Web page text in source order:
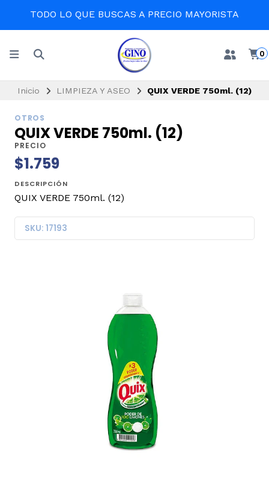
TODO LO QUE BUSCAS A PRECIO MAYORISTA
0
Inicio LIMPIEZA Y ASEO QUIX VERDE 750ml. (12)
OTROS
QUIX VERDE 750ml. (12)
PRECIO
$1.759
DESCRIPCIÓN
QUIX VERDE 750ml. (12)
SKU: 17193